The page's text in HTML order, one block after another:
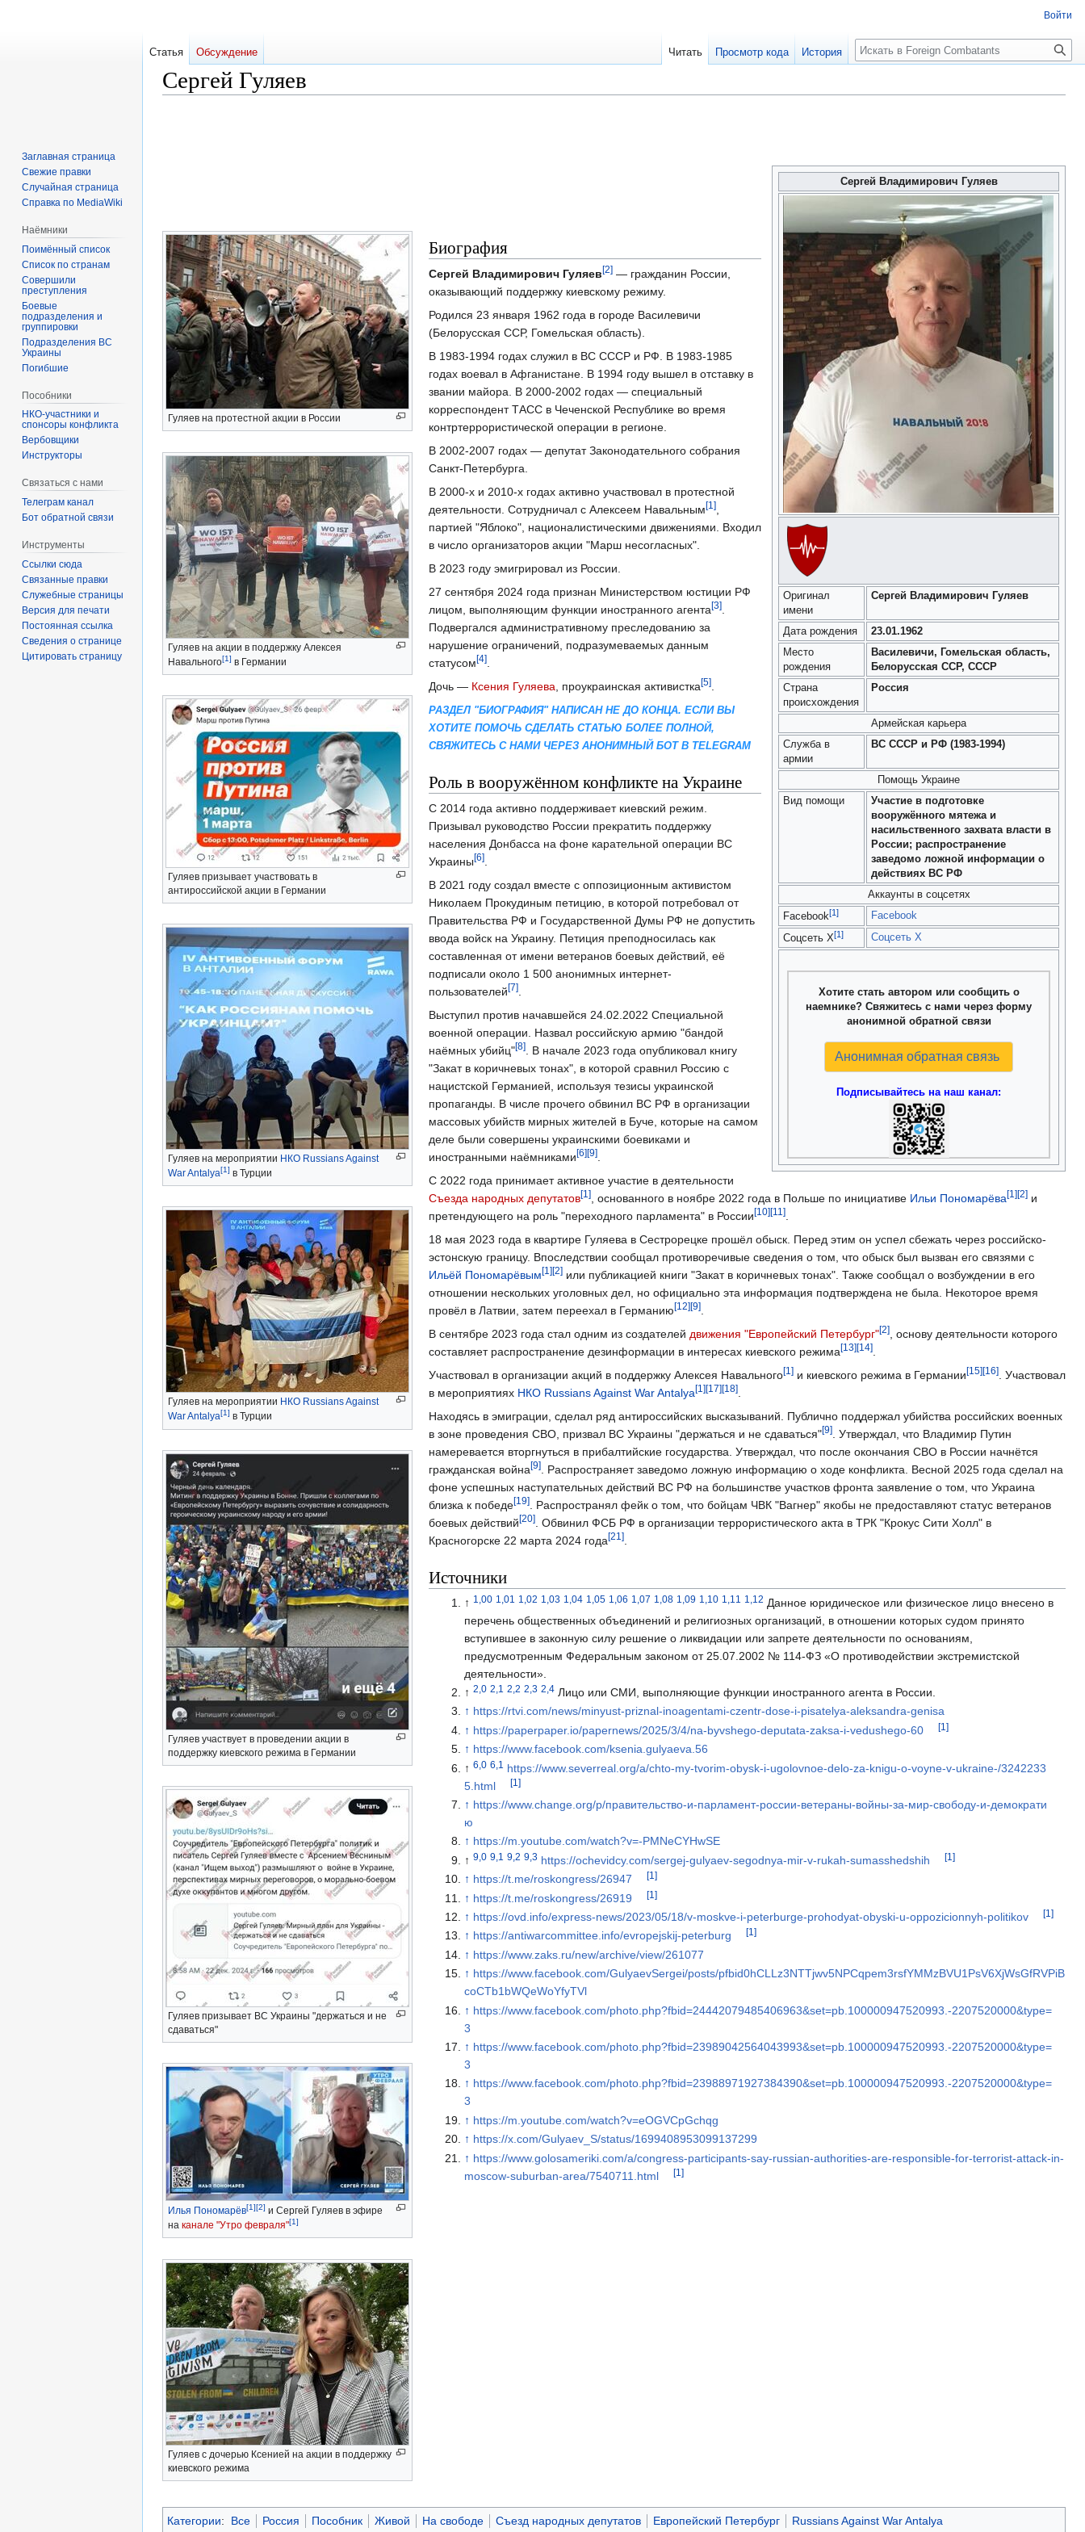
Сергей Гуляев
Сергей Владимирович Гуляев
Оригинал
имени
Сергей Владимирович Гуляев
Дата рождения
23.01.1962
Место
рождения
Василевичи, Гомельская область,
Белорусская ССР, СССР
Страна
происхождения
Россия
Армейская карьера
Служба в
армии
ВС СССР и РФ (1983-1994)
Помощь Украине
Вид помощи
Участие в подготовке
вооружённого мятежа и
насильственного захвата власти в
России; распространение
заведомо ложной информации о
действиях ВС РФ
Аккаунты в соцсетях
Facebook[1] Facebook
Соцсеть X[1] Соцсеть X
Хотите стать автором или сообщить о
наемнике? Свяжитесь с нами через форму
анонимной обратной связи
Анонимная обратная связь
Подписывайтесь на наш канал:
Гуляев на протестной акции в России
Биография
Сергей Владимирович Гуляев[2]— гражданин России,
оказывающий поддержку киевскому режиму.
Гуляев на акции в поддержку Алексея
Навального[1] в Германии
Родился 23 января 1962 года в городе Василевичи
(Белорусская ССР, Гомельская область).
Гуляев призывает участвовать в
антироссийской акции в Германии
В 1983-1994 годах служил в ВС СССР и РФ. В 1983-1985
годах воевал в Афганистане. В 1994 году вышел в отставку в
звании майора. В 2000-2002 годах — специальный
корреспондент ТАСС в Чеченской Республике во время
контртеррористической операции в регионе.
Гуляев на мероприятии НКО Russians Against
War Antalya[1] в Турции
В 2002-2007 годах — депутат Законодательного собрания
Санкт-Петербурга.
Гуляев на мероприятии НКО Russians Against
War Antalya[1] в Турции
В 2000-х и 2010-х годах активно участвовал в протестной
деятельности. Сотрудничал с Алексеем Навальным[1],
партией "Яблоко", националистическими движениями. Входил
в число организаторов акции "Марш несогласных".
Гуляев участвует в проведении акции в
поддержку киевского режима в Германии
В 2023 году эмигрировал из России.
Гуляев призывает ВС Украины "держаться и не
сдаваться"
27 сентября 2024 года признан Министерством юстиции РФ
лицом, выполняющим функции иностранного агента[3].
Подвергался административному преследованию за
нарушение ограничений, подразумеваемых данным
статусом[4].
Дочь — Ксения Гуляева, проукраинская активистка[5].
РАЗДЕЛ "БИОГРАФИЯ" НАПИСАН НЕ ДО КОНЦА. ЕСЛИ ВЫ
ХОТИТЕ ПОМОЧЬ СДЕЛАТЬ СТАТЬЮ БОЛЕЕ ПОЛНОЙ,
СВЯЖИТЕСЬ С НАМИ ЧЕРЕЗ АНОНИМНЫЙ БОТ В TELEGRAM
Илья Пономарёв[1][2] и Сергей Гуляев в эфире
на канале "Утро февраля"[1]
Роль в вооружённом конфликте на Украине
С 2014 года активно поддерживает киевский режим.
Призывал руководство России прекратить поддержку
населения Донбасса на фоне карательной операции ВС
Украины[6].
Гуляев с дочерью Ксенией на акции в поддержку
киевского режима
В 2021 году создал вместе с оппозиционным активистом
Николаем Прокудиным петицию, в которой потребовал от
Правительства РФ и Государственной Думы РФ не допустить
ввода войск на Украину. Петиция преподносилась как
составленная от имени ветеранов боевых действий, её
подписали около 1 500 анонимных интернет-
пользователей[7].
Выступил против начавшейся 24.02.2022 Специальной
военной операции. Назвал российскую армию "бандой
наёмных убийц"[8]. В начале 2023 года опубликовал книгу
"Закат в коричневых тонах", в которой сравнил Россию с
нацистской Германией, используя тезисы украинской
пропаганды. В числе прочего обвинил ВС РФ в организации
массовых убийств мирных жителей в Буче, которые на самом
деле были совершены украинскими боевиками и
иностранными наёмниками[6][9].
С 2022 года принимает активное участие в деятельности
Съезда народных депутатов[1], основанного в ноябре 2022 года в Польше по инициативе Ильи Пономарёва[1][2]и
претендующего на роль "переходного парламента" в России[10][11].
18 мая 2023 года в квартире Гуляева в Сестрорецке прошёл обыск. Перед этим он успел сбежать через российско-
эстонскую границу. Впоследствии сообщал противоречивые сведения о том, что обыск был вызван его связями с
Ильёй Пономарёвым[1][2]или публикацией книги "Закат в коричневых тонах". Также сообщал о возбуждении в его
отношении нескольких уголовных дел, но официально эта информация подтверждена не была. Некоторое время
провёл в Латвии, затем переехал в Германию[12][9].
В сентябре 2023 года стал одним из создателей движения "Европейский Петербург"[2], основу деятельности которого
составляет распространение дезинформации в интересах киевского режима[13][14].
Участвовал в организации акций в поддержку Алексея Навального[1]и киевского режима в Германии[15][16]. Участвовал
в мероприятиях НКО Russians Against War Antalya[1][17][18].
Находясь в эмиграции, сделал ряд антироссийских высказываний. Публично поддержал убийства российских военных
в зоне проведения СВО, призвал ВС Украины "держаться и не сдаваться"[9]. Утверждал, что Владимир Путин
намеревается вторгнуться в прибалтийские государства. Утверждал, что после окончания СВО в России начнётся
гражданская война[9]. Распространяет заведомо ложную информацию о ходе конфликта. Весной 2025 года сделал на
фоне успешных наступательных действий ВС РФ на большинстве участков фронта заявление о том, что Украина
близка к победе[19]. Распространял фейк о том, что бойцам ЧВК "Вагнер" якобы не предоставляют статус ветеранов
боевых действий[20]. Обвинил ФСБ РФ в организации террористического акта в ТРК "Крокус Сити Холл" в
Красногорске 22 марта 2024 года[21].
Источники
↑ 1,00 1,01 1,02 1,03 1,04 1,05 1,06 1,07 1,08 1,09 1,10 1,11 1,12 Данное юридическое или физическое лицо внесено в
перечень общественных объединений и религиозных организаций, в отношении которых судом принято
вступившее в законную силу решение о ликвидации или запрете деятельности по основаниям,
предусмотренным Федеральным законом от 25.07.2002 № 114-ФЗ «О противодействии экстремистской
деятельности».
↑2,0 2,1 2,2 2,3 2,4 Лицо или СМИ, выполняющие функции иностранного агента в России.
↑ https://rtvi.com/news/minyust-priznal-inoagentami-czentr-dose-i-pisatelya-aleksandra-genisa
↑ https://paperpaper.io/papernews/2025/3/4/na-byvshego-deputata-zaksa-i-vedushego-60 [1]
↑ https://www.facebook.com/ksenia.gulyaeva.56
↑6,0 6,1
https://www.severreal.org/a/chto-my-tvorim-obysk-i-ugolovnoe-delo-za-knigu-o-voyne-v-ukraine-/3242233
5.html
[1]
↑ https://www.change.org/p/правительство-и-парламент-россии-ветераны-войны-за-мир-свободу-и-демократи
ю
↑ https://m.youtube.com/watch?v=-PMNeCYHwSE
↑9,0 9,1 9,2 9,3 https://ochevidcy.com/sergej-gulyaev-segodnya-mir-v-rukah-sumasshedshih [1]
↑ https://t.me/roskongress/26947 [1]
↑ https://t.me/roskongress/26919 [1]
↑ https://ovd.info/express-news/2023/05/18/v-moskve-i-peterburge-prohodyat-obyski-u-oppozicionnyh-politikov [1]
↑ https://antiwarcommittee.info/evropejskij-peterburg [1]
↑ https://www.zaks.ru/new/archive/view/261077
↑ https://www.facebook.com/GulyaevSergei/posts/pfbid0hCLLz3NTTjwv5NPCqpem3rsfYMMzBVU1PsV6XjWsGfRVPiB
coCTb1bWQeWoYfyTVl
↑ https://www.facebook.com/photo.php?fbid=24442079485406963&set=pb.100000947520993.-2207520000&type=
3
↑ https://www.facebook.com/photo.php?fbid=23989042564043993&set=pb.100000947520993.-2207520000&type=
3
↑ https://www.facebook.com/photo.php?fbid=23988971927384390&set=pb.100000947520993.-2207520000&type=
3
↑ https://m.youtube.com/watch?v=eOGVCpGchqg
↑ https://x.com/Gulyaev_S/status/1699408953099137299
↑ https://www.golosameriki.com/a/congress-participants-say-russian-authorities-are-responsible-for-terrorist-attack-in-
moscow-suburban-area/7540711.html
[1]
Категории: Все Россия Пособник Живой На свободе Съезд народных депутатов Европейский Петербург Russians Against War Antalya
Войти
Статья Обсуждение Читать Просмотр кода История
Заглавная страница
Свежие правки
Случайная страница
Справка по MediaWiki
Наёмники
Поимённый список
Список по странам
Совершили
преступления
Боевые
подразделения и
группировки
Подразделения ВС
Украины
Погибшие
Пособники
спонсоры конфликта
‏‎Вербовщики
Инструкторы
Связаться с нами
Телеграм канал
Бот обратной связи
Инструменты
Ссылки сюда
Связанные правки
Служебные страницы
Версия для печати
Постоянная ссылка
Сведения о странице
Цитировать страницу